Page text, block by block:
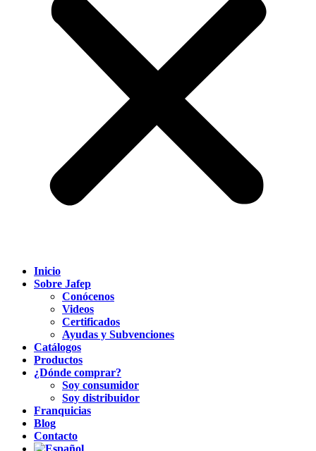
Inicio
Sobre Jafep
Conócenos
Videos
Certificados
Ayudas y Subvenciones
Catálogos
Productos
¿Dónde comprar?
Soy consumidor
Soy distribuidor
Franquicias
Blog
Contacto